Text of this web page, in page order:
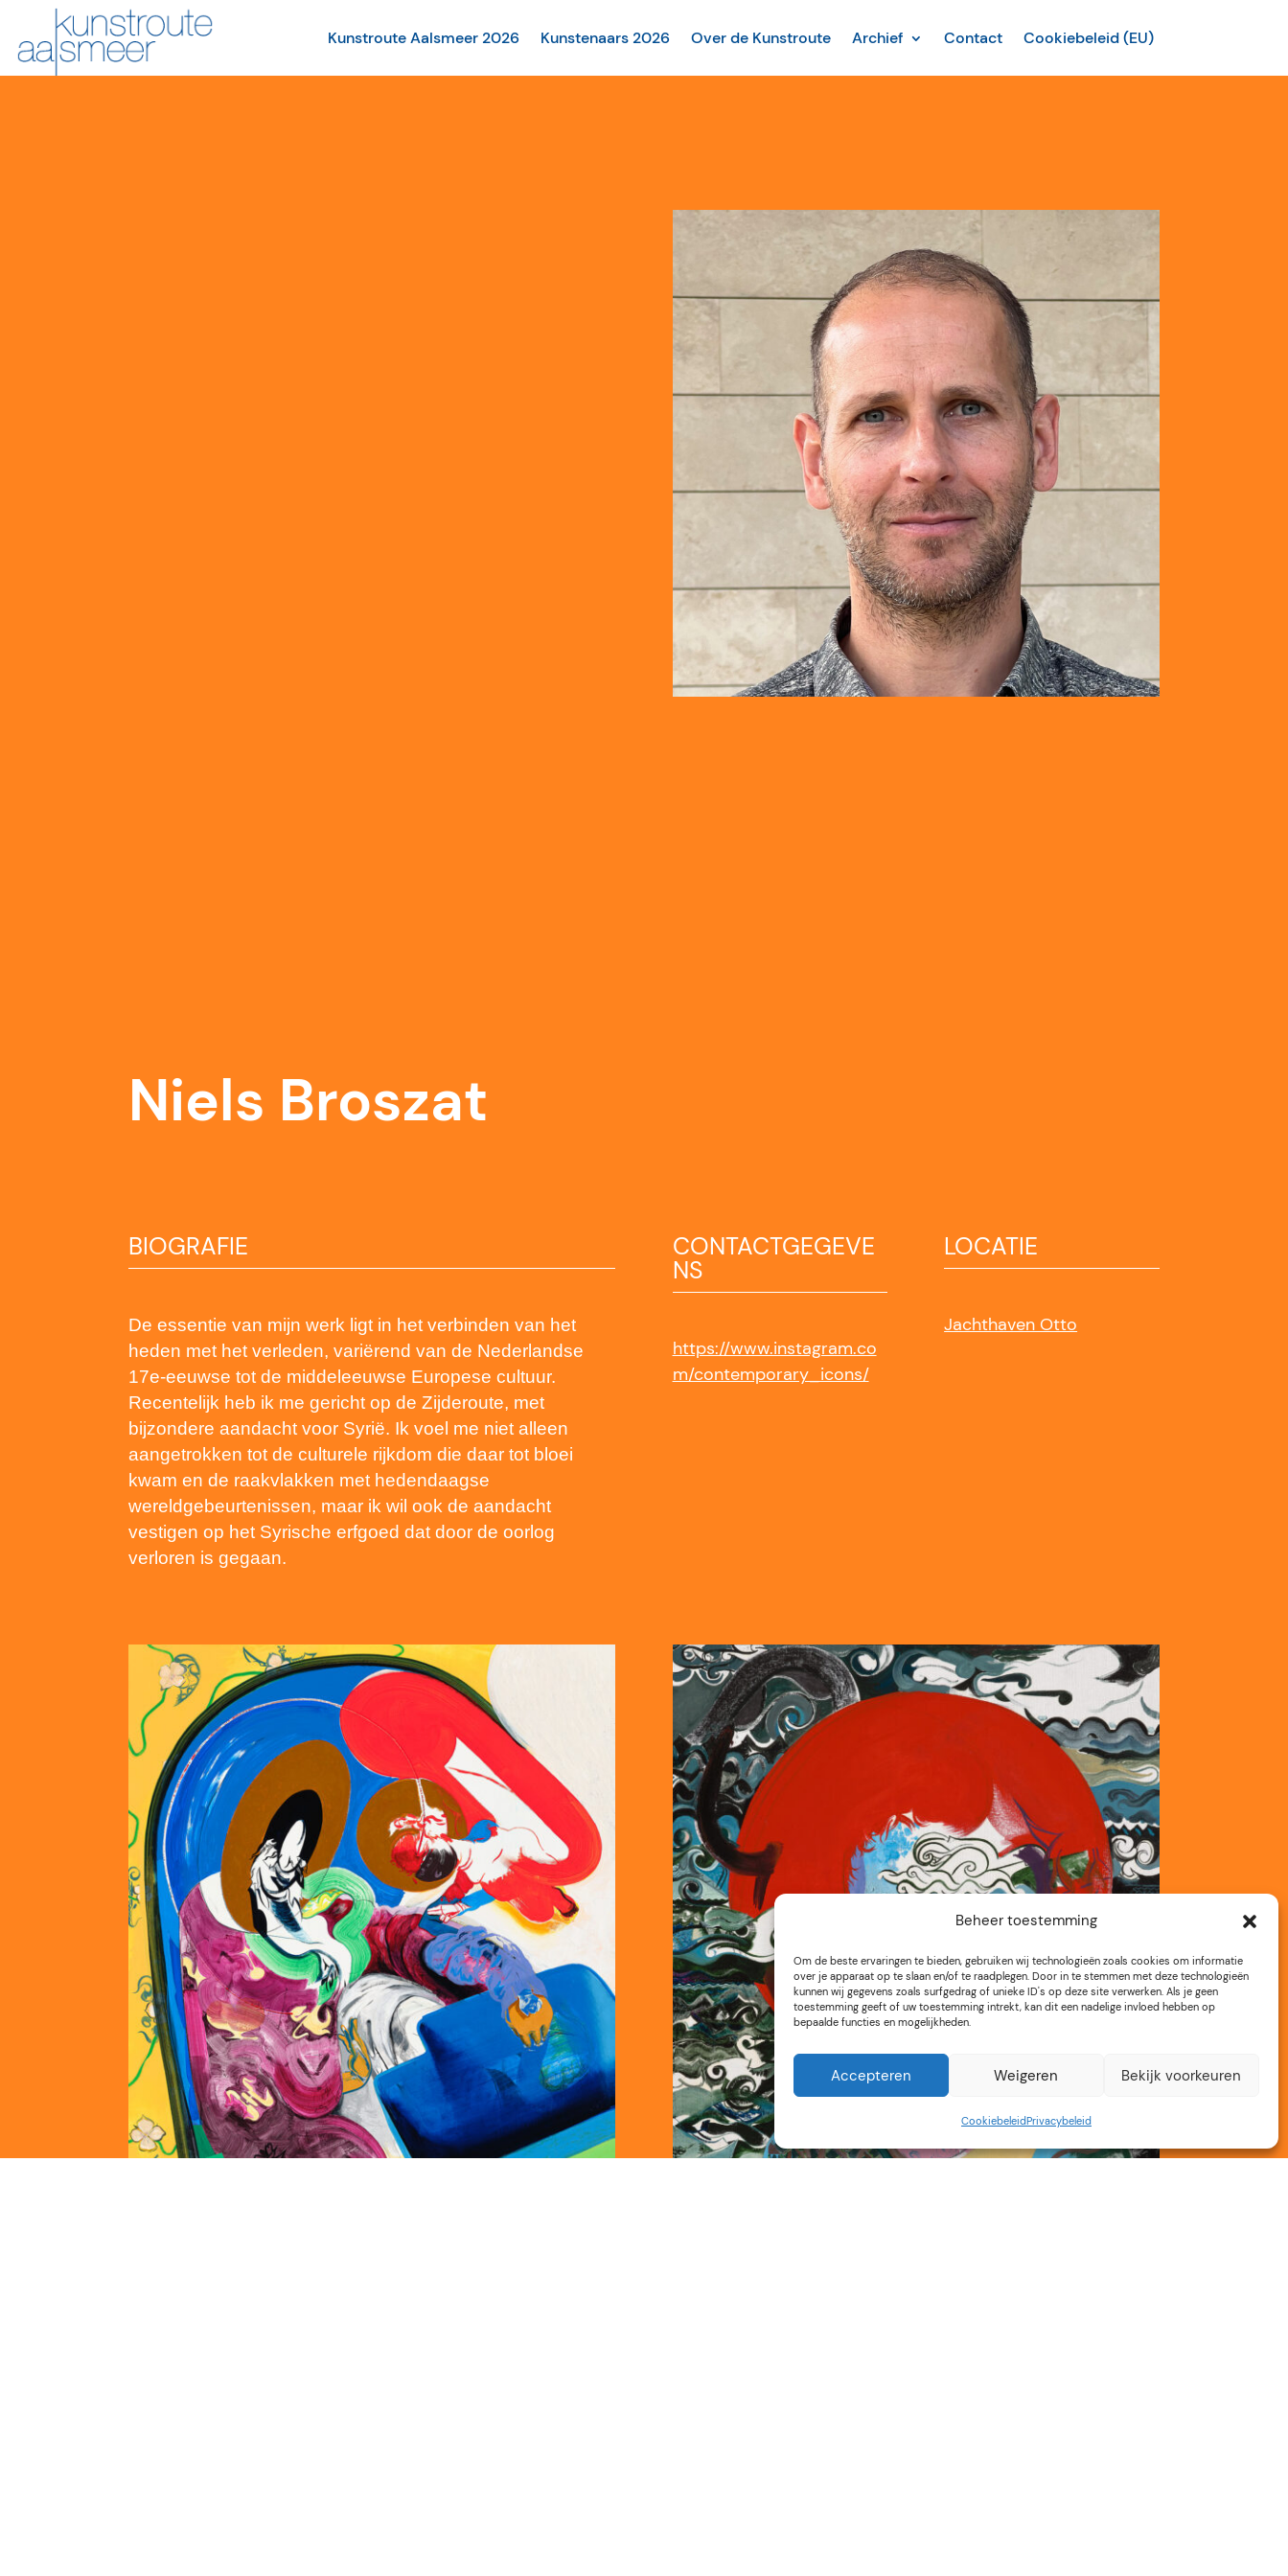
Beheer toestemming
Om de beste ervaringen te bieden, gebruiken wij technologieën zoals cookies om informatie
over je apparaat op te slaan en/of te raadplegen. Door in te stemmen met deze technologieën
kunnen wij gegevens zoals surfgedrag of unieke ID's op deze site verwerken. Als je geen
toestemming geeft of uw toestemming intrekt, kan dit een nadelige invloed hebben op
bepaalde functies en mogelijkheden.
Accepteren Weigeren Bekijk voorkeuren
CookiebeleidPrivacybeleid
Kunstroute Aalsmeer 2026 Kunstenaars 2026 Over de Kunstroute Archief Contact Cookiebeleid (EU)
Niels Broszat
BIOGRAFIE
De essentie van mijn werk ligt in het verbinden van het
heden met het verleden, variërend van de Nederlandse
17e-eeuwse tot de middeleeuwse Europese cultuur.
Recentelijk heb ik me gericht op de Zijderoute, met
bijzondere aandacht voor Syrië. Ik voel me niet alleen
aangetrokken tot de culturele rijkdom die daar tot bloei
kwam en de raakvlakken met hedendaagse
wereldgebeurtenissen, maar ik wil ook de aandacht
vestigen op het Syrische erfgoed dat door de oorlog
verloren is gegaan.
CONTACTGEGEVE
NS
https://www.instagram.co
m/contemporary_icons/
LOCATIE
Jachthaven Otto